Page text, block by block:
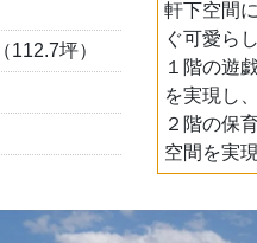
坪）
軒下空間
ぐ可愛ら
１階の遊
を実現し
２階の保
空間を実